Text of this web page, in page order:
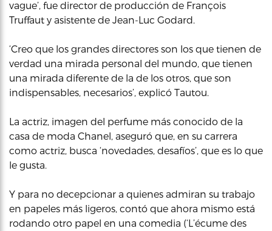
vague’, fue director de producción de François
Truffaut y asistente de Jean-Luc Godard.
‘Creo que los grandes directores son los que tienen de
verdad una mirada personal del mundo, que tienen
una mirada diferente de la de los otros, que son
indispensables, necesarios’, explicó Tautou.
La actriz, imagen del perfume más conocido de la
casa de moda Chanel, aseguró que, en su carrera
como actriz, busca ‘novedades, desafíos’, que es lo que
le gusta.
Y para no decepcionar a quienes admiran su trabajo
en papeles más ligeros, contó que ahora mismo está
rodando otro papel en una comedia (‘L’écume des